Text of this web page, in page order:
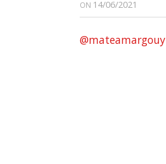
ON 14/06/2021
@mateamargouy